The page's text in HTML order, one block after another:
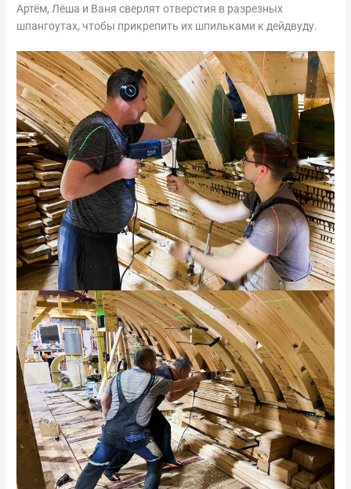
Артём, Лёша и Ваня сверлят отверстия в разрезных
шпангоутах, чтобы прикрепить их шпильками к дейдвуду.